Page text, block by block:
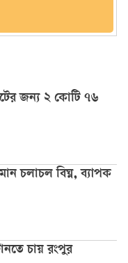
জন্য ২ কোটি ৭৬
চলাচল বিঘ্ন, ব্যাপক
চায় রংপুর